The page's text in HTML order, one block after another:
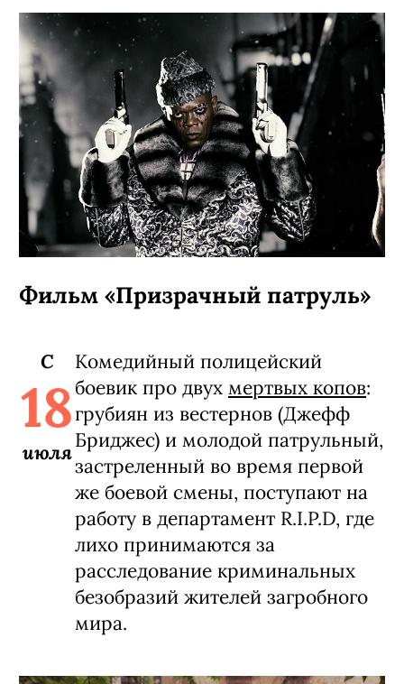
Фильм «Призрачный патруль»
C
18
июля
Комедийный полицейский
боевик про двух мертвых копов:
грубиян из вестернов (Джефф
Бриджес) и молодой патрульный,
застреленный во время первой
же боевой смены, поступают на
работу в департамент R.I.P.D, где
лихо принимаются за
расследование криминальных
безобразий жителей загробного
мира.